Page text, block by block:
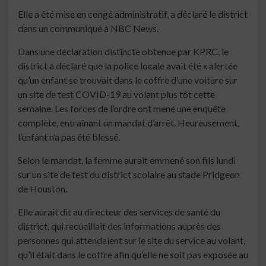
Elle a été mise en congé administratif, a déclaré le district
dans un communiqué à NBC News.
Dans une déclaration distincte obtenue par KPRC, le
district a déclaré que la police locale avait été « alertée
qu’un enfant se trouvait dans le coffre d’une voiture sur
un site de test COVID-19 au volant plus tôt cette
semaine. Les forces de l’ordre ont mené une enquête
complète, entraînant un mandat d’arrêt. Heureusement,
l’enfant n’a pas été blessé.
Selon le mandat, la femme aurait emmené son fils lundi
sur un site de test du district scolaire au stade Pridgeon
de Houston.
Elle aurait dit au directeur des services de santé du
district, qui recueillait des informations auprès des
personnes qui attendaient sur le site du service au volant,
qu’il était dans le coffre afin qu’elle ne soit pas exposée au